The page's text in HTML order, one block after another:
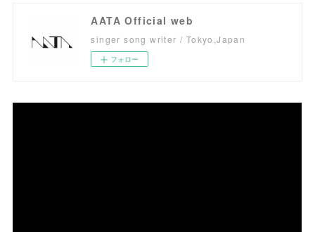
AATA Official web
singer song writer / Tokyo,Japan
フォロー